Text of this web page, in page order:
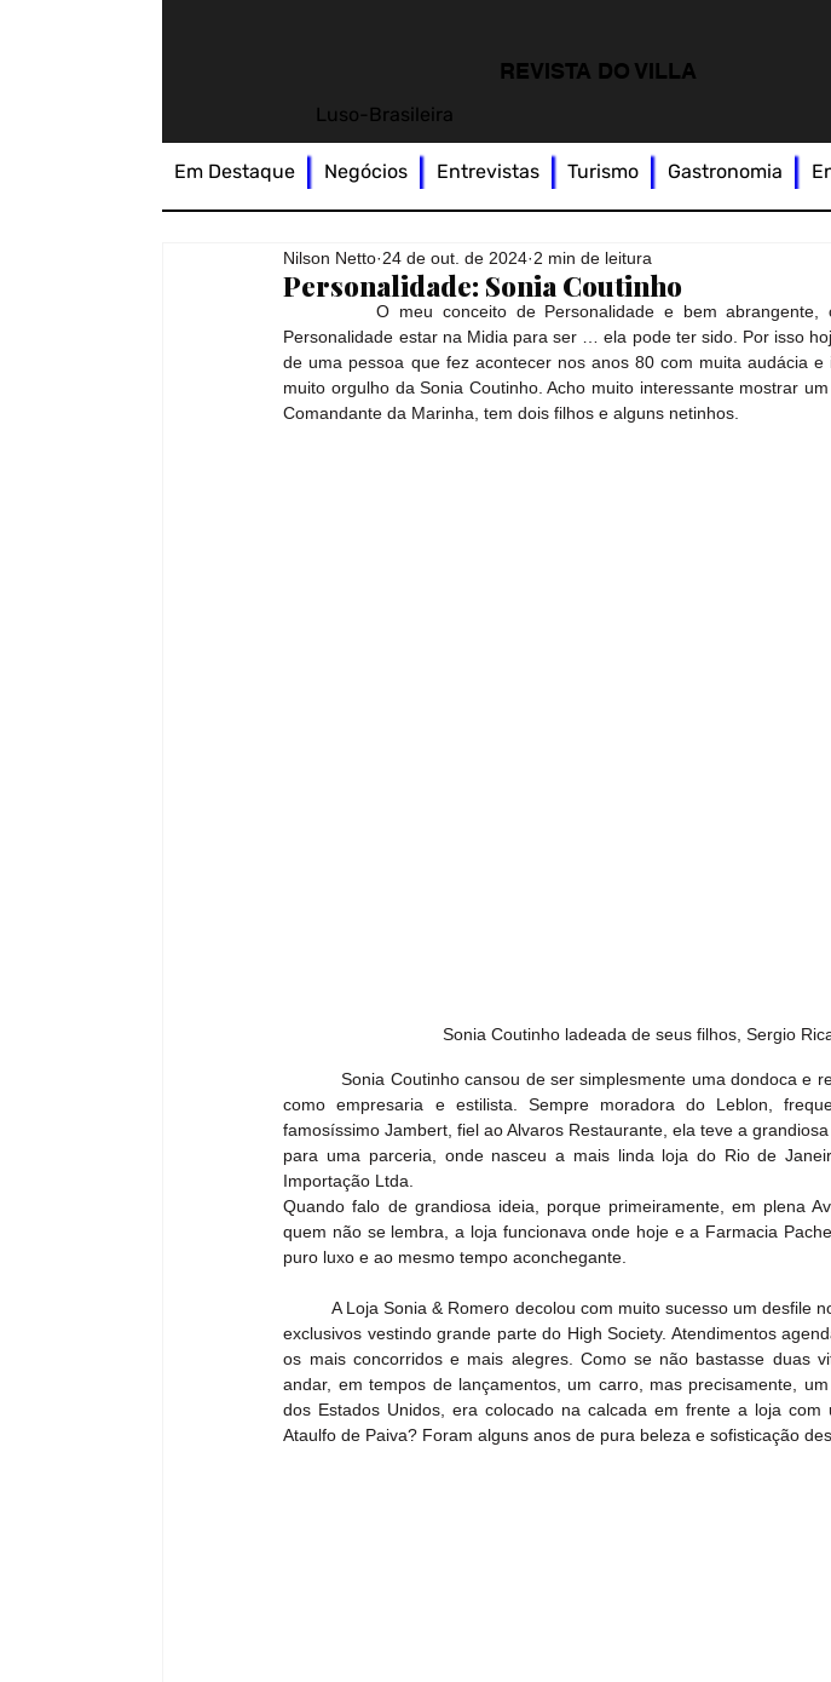
REVISTA DO VILLA
Luso-Brasileira
Personalidade: Sonia Coutinho
Nilson Netto 24 de out. de 2024 2 min de leitura
O meu conceito de Personalidade e bem abrangente,
Personalidade estar na Midia para ser … ela pode ter sido. Por isso
de uma pessoa que fez acontecer nos anos 80 com muita audácia
muito orgulho da Sonia Coutinho. Acho muito interessante mostrar
Comandante da Marinha, tem dois filhos e alguns netinhos.
Sonia Coutinho ladeada de seus filhos, Sergio
Sonia Coutinho cansou de ser simplesmente uma dondoca e
como empresaria e estilista. Sempre moradora do Leblon,
famosíssimo Jambert, fiel ao Alvaros Restaurante, ela teve a
para uma parceria, onde nasceu a mais linda loja do Rio de
Importação Ltda.
Quando falo de grandiosa ideia, porque primeiramente, em plena
quem não se lembra, a loja funcionava onde hoje e a Farmacia
puro luxo e ao mesmo tempo aconchegante.
A Loja Sonia & Romero decolou com muito sucesso um desfile
exclusivos vestindo grande parte do High Society. Atendimentos
os mais concorridos e mais alegres. Como se não bastasse duas
andar, em tempos de lançamentos, um carro, mas precisamente,
dos Estados Unidos, era colocado na calcada em frente a loja
Ataulfo de Paiva? Foram alguns anos de pura beleza e sofisticação
Em Destaque Negócios Entrevistas Turismo Gastronomia